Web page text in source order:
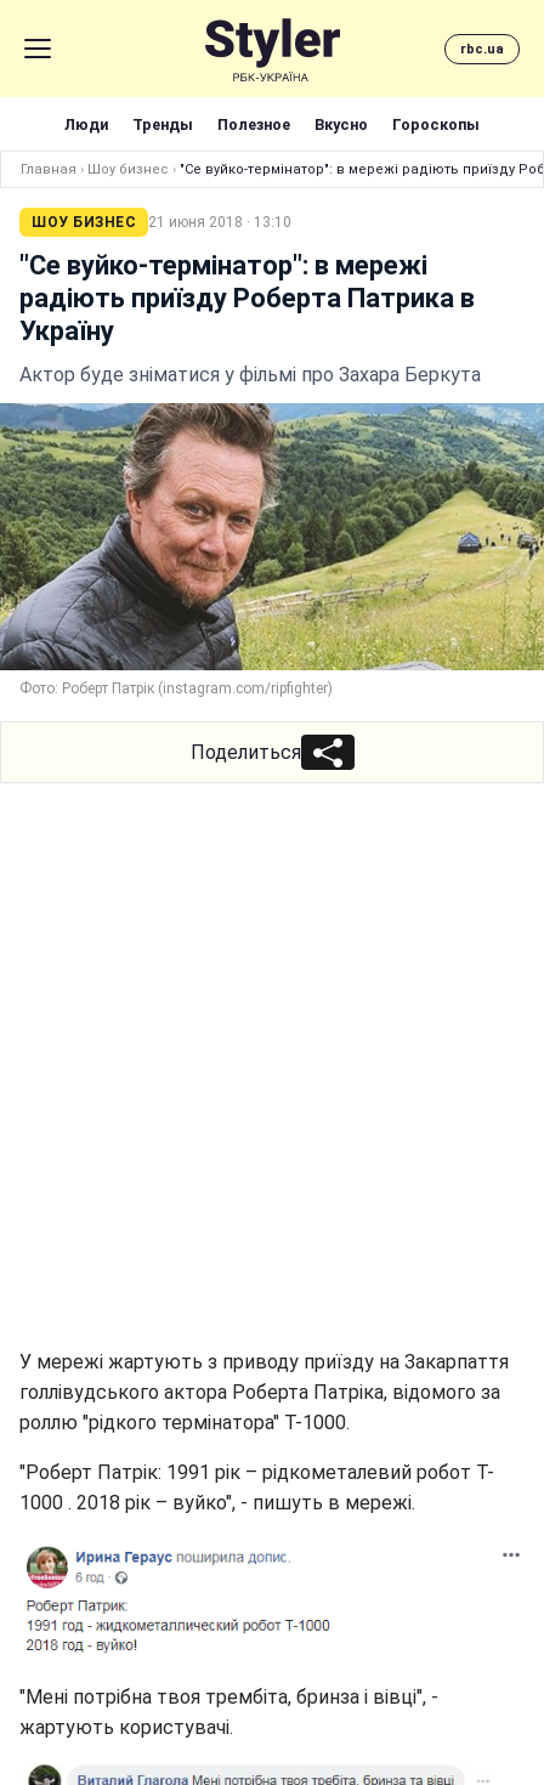
rbc.ua
Люди Тренды Полезное Вкусно Гороскопы
Главная › Шоу бизнес › "Се вуйко-термінатор": в мережі радіють приїзду
ШОУ БИЗНЕС 21 июня 2018 · 13:10
"Се вуйко-термінатор": в мережі
радіють приїзду Роберта Патрика в
Україну
Актор буде зніматися у фільмі про Захара Беркута
Фото: Роберт Патрік (instagram.com/ripfighter)
Поделиться
У мережі жартують з приводу приїзду на Закарпаття
голлівудського актора Роберта Патріка, відомого за
роллю "рідкого термінатора" T-1000.
"Роберт Патрік: 1991 рік – рідкометалевий робот T-
1000 . 2018 рік – вуйко", - пишуть в мережі.
"Мені потрібна твоя трембіта, бринза і вівці", -
жартують користувачі.